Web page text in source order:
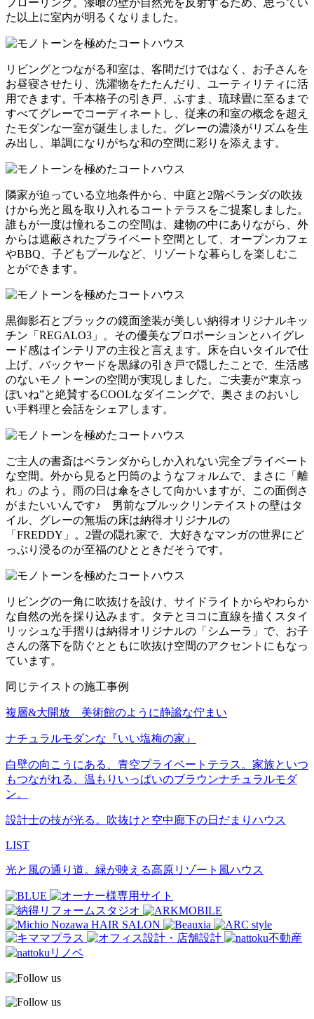
フローリング。漆喰の壁が自然光を反射するため、思ってい
た以上に室内が明るくなりました。
リビングとつながる和室は、客間だけではなく、お子さんを
お昼寝させたり、洗濯物をたたんだり、ユーティリティに活
用できます。千本格子の引き戸、ふすま、琉球畳に至るまで
すべてグレーでコーディネートし、従来の和室の概念を超え
たモダンな一室が誕生しました。グレーの濃淡がリズムを生
み出し、単調になりがちな和の空間に彩りを添えます。
隣家が迫っている立地条件から、中庭と2階ベランダの吹抜
けから光と風を取り入れるコートテラスをご提案しました。
誰もが一度は憧れるこの空間は、建物の中にありながら、外
からは遮蔽されたプライベート空間として、オープンカフェ
やBBQ、子どもプールなど、リゾートな暮らしを楽しむこ
とができます。
黒御影石とブラックの鏡面塗装が美しい納得オリジナルキッ
チン「REGALO3」。その優美なプロポーションとハイグレ
ード感はインテリアの主役と言えます。床を白いタイルで仕
上げ、バックヤードを黒縁の引き戸で隠したことで、生活感
のないモノトーンの空間が実現しました。ご夫妻が“東京っ
ぽいね”と絶賛するCOOLなダイニングで、奥さまのおいし
い手料理と会話をシェアします。
ご主人の書斎はベランダからしか入れない完全プライベート
な空間。外から見ると円筒のようなフォルムで、まさに「離
れ」のよう。雨の日は傘をさして向かいますが、この面倒さ
がまたいいんです♪ 男前なブルックリンテイストの壁はタ
イル、グレーの無垢の床は納得オリジナルの
「FREDDY」。2畳の隠れ家で、大好きなマンガの世界にど
っぷり浸るのが至福のひとときだそうです。
リビングの一角に吹抜けを設け、サイドライトからやわらか
な自然の光を採り込みます。タテとヨコに直線を描くスタイ
リッシュな手摺りは納得オリジナルの「シムーラ」で、お子
さんの落下を防ぐとともに吹抜け空間のアクセントにもなっ
ています。
同じテイストの施工事例
複層&大開放 美術館のように静謐な佇まい
ナチュラルモダンな『いい塩梅の家』
白壁の向こうにある、青空プライベートテラス。家族といつ
もつながれる、温もりいっぱいのブラウンナチュラルモダ
ン。
設計士の技が光る。吹抜けと空中廊下の日だまりハウス
LIST
光と風の通り道。緑が映える高原リゾート風ハウス